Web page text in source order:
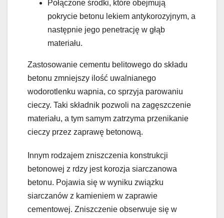
Połączone środki, które obejmują
pokrycie betonu lekiem antykorozyjnym, a
następnie jego penetrację w głąb
materiału.
Zastosowanie cementu belitowego do składu
betonu zmniejszy ilość uwalnianego
wodorotlenku wapnia, co sprzyja parowaniu
cieczy. Taki składnik pozwoli na zagęszczenie
materiału, a tym samym zatrzyma przenikanie
cieczy przez zaprawę betonową.
Innym rodzajem zniszczenia konstrukcji
betonowej z rdzy jest korozja siarczanowa
betonu. Pojawia się w wyniku związku
siarczanów z kamieniem w zaprawie
cementowej. Zniszczenie obserwuje się w